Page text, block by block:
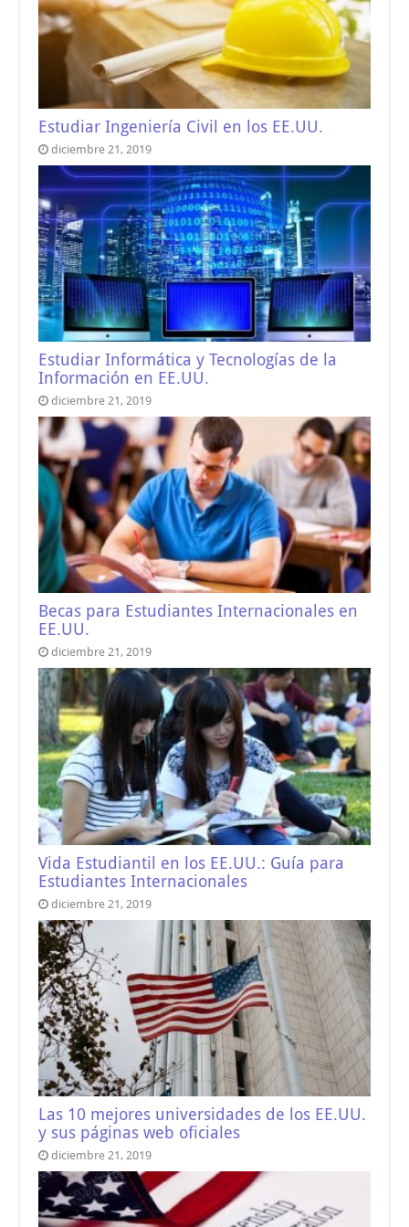
Estudiar Ingeniería Civil en los EE.UU.
diciembre 21, 2019
Estudiar Informática y Tecnologías de la
Información en EE.UU.
diciembre 21, 2019
Becas para Estudiantes Internacionales en
EE.UU.
diciembre 21, 2019
Vida Estudiantil en los EE.UU.: Guía para
Estudiantes Internacionales
diciembre 21, 2019
Las 10 mejores universidades de los EE.UU.
y sus páginas web oficiales
diciembre 21, 2019